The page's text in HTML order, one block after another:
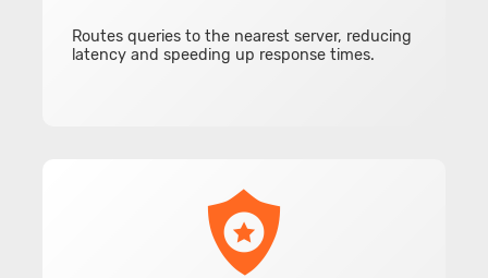
Routes queries to the nearest server, reducing
latency and speeding up response times.